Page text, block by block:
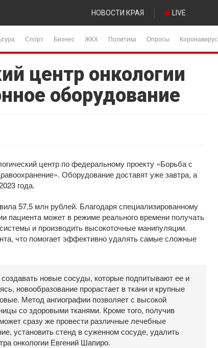
НОВОСТИ КРАЯ LIVE
Спорт Бизнес ЖКХ Политика Опросы Коронавирус
центр онкологии
оборудование
центр по федеральному проекту «Борьба с
Оборудование доставят уже завтра, а
года.
57,5 млн рублей. Благодаря специализированному
пациента может в режиме реального времени получать
и производить высокоточные манипуляции.
что помогает эффективно удалять самые сложные
новые сосуды, которые подпитывают ее и
новообразование прорастает в ткани и крупные
Метод ангиографии позволяет с высокой
со здоровыми тканями. Кроме того, получив
сразу же провести различные лечебные
установить стенд в суженном сосуде, удалить
онкологии Евгений Шапиро.